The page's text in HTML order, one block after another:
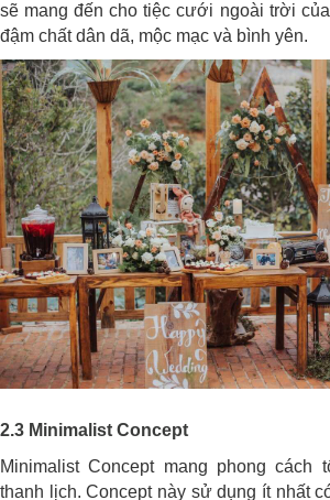
sẽ mang đến cho tiệc cưới ngoài trời
đậm chất dân dã, mộc mạc và bình yên.
2.3 Minimalist Concept
Minimalist Concept mang phong cách
thanh lịch. Concept này sử dụng ít nhất